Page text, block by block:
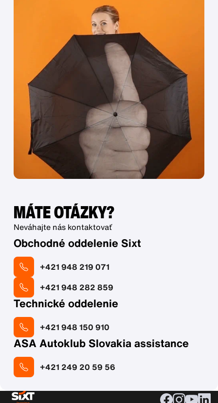
MÁTE OTÁZKY?
Neváhajte nás kontaktovať
Obchodné oddelenie Sixt
+421 948 219 071
+421 948 282 859
Technické oddelenie
+421 948 150 910
ASA Autoklub Slovakia assistance
+421 249 20 59 56